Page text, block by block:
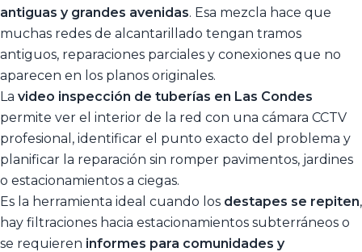
antiguas y grandes avenidas. Esa mezcla hace que
muchas redes de alcantarillado tengan tramos
antiguos, reparaciones parciales y conexiones que no
aparecen en los planos originales.
La video inspección de tuberías en Las Condes
permite ver el interior de la red con una cámara CCTV
profesional, identificar el punto exacto del problema y
planificar la reparación sin romper pavimentos, jardines
o estacionamientos a ciegas.
Es la herramienta ideal cuando los destapes se repiten,
hay filtraciones hacia estacionamientos subterráneos o
se requieren informes para comunidades y